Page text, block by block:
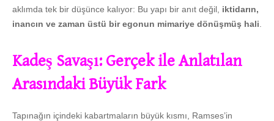
aklımda tek bir düşünce kalıyor: Bu yapı bir anıt değil, iktidarın,
inancın ve zaman üstü bir egonun mimariye dönüşmüş hali
Kadeş Savaşı: Gerçek ile Anlatılan
Arasındaki Büyük Fark
Tapınağın içindeki kabartmaların büyük kısmı, Ramses’in